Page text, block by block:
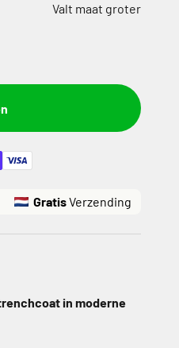
Valt maat groter
GratisVerzending
in moderne